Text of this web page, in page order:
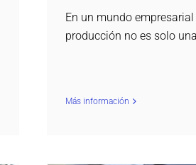
En un mundo
producción no es solo
Más información